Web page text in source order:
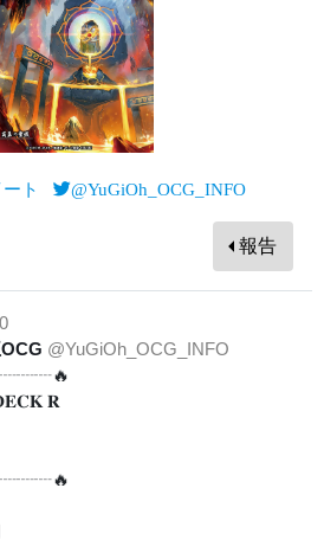
ト @YuGiOh_OCG_INFO
報告
@YuGiOh_OCG_INFO
𝐑